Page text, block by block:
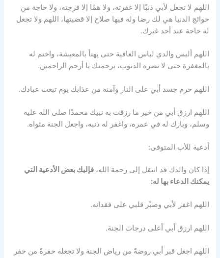
اللهم لا تجعل لأبي ذنبًا إلا غفرته، ولا همًا إلا فرجته، ولا حاجة من
حوائج الدنيا هي لك رضا وله فيها صلاح إلا قضيتها، اللهم ولا تجعل
له حاجة عند أحد غيرك.
اللهم ألبس والدي لباس العافية حتى يهنأ بالمعيشة، واختم له
بالمغفرة حتى لا تضره الذنوب، برحمتك يا أرحم الراحمين.
اللهم حرم جسد أبي على النار وآمنه من عذابك يوم تبعث عبادك.
اللهم ارزق أبي من خير ما رزقت به نبيك محمدًا صلى الله عليه
وسلم، وبارك له في عمره، واغفر له ذنبه، واجعل الجنة مثواه.
أدعية للأب المتوفى:
إذا كان والدك قد انتقل إلى رحمة الله،فإليك بعض الأدعية التي
يمكنك الدعاء بها له:
اللهم اغفر لأبي وصبِّر قلبي على فقدانه.
اللهم ارزق أبي أعلى درجات الجنة.
اللهم اجعل قبر أبي روضةً من رياض الجنة ولا تجعله حفرةً من حفر